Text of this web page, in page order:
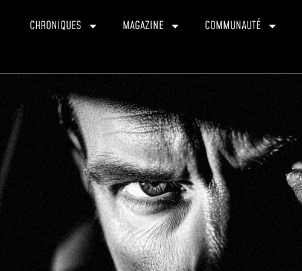
CHRONIQUES MAGAZINE COMMUNAUTÉ